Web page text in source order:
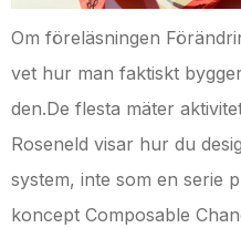
Om föreläsningen
vet hur man faktiskt
den.De flesta mäter
Roseneld visar hur du
system, inte som en serie
koncept Composable